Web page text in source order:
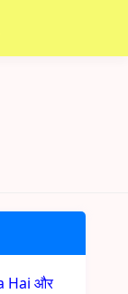
Hai और